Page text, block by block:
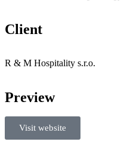
Client
R & M Hospitality s.r.o.
Preview
Visit website